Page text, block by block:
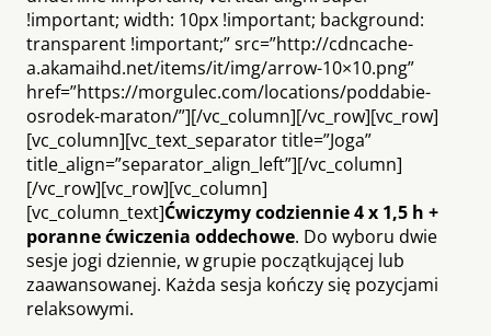
!important; width: 10px !important; background:
transparent !important;” src=”http://cdncache-
a.akamaihd.net/items/it/img/arrow-10×10.png”
href=”https://morgulec.com/locations/poddabie-
osrodek-maraton/”][/vc_column][/vc_row][vc_row]
[vc_column][vc_text_separator title=”Joga”
title_align=”separator_align_left”][/vc_column]
[/vc_row][vc_row][vc_column]
[vc_column_text]Ćwiczymy codziennie 4 x 1,5 h +
poranne ćwiczenia oddechowe. Do wyboru dwie
sesje jogi dziennie, w grupie początkującej lub
zaawansowanej. Każda sesja kończy się pozycjami
relaksowymi.